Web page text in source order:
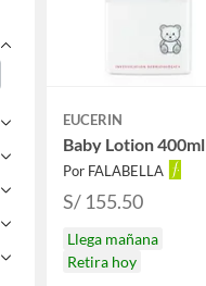
EUCERIN
Baby Lotion 400ml
Por FALABELLA
S/ 155.50
Llega mañana
Retira hoy